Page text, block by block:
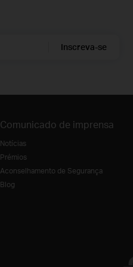
Inscreva-se
Comunicado de imprensa
Notícias
Prémios
Aconselhamento de Segurança
Blog